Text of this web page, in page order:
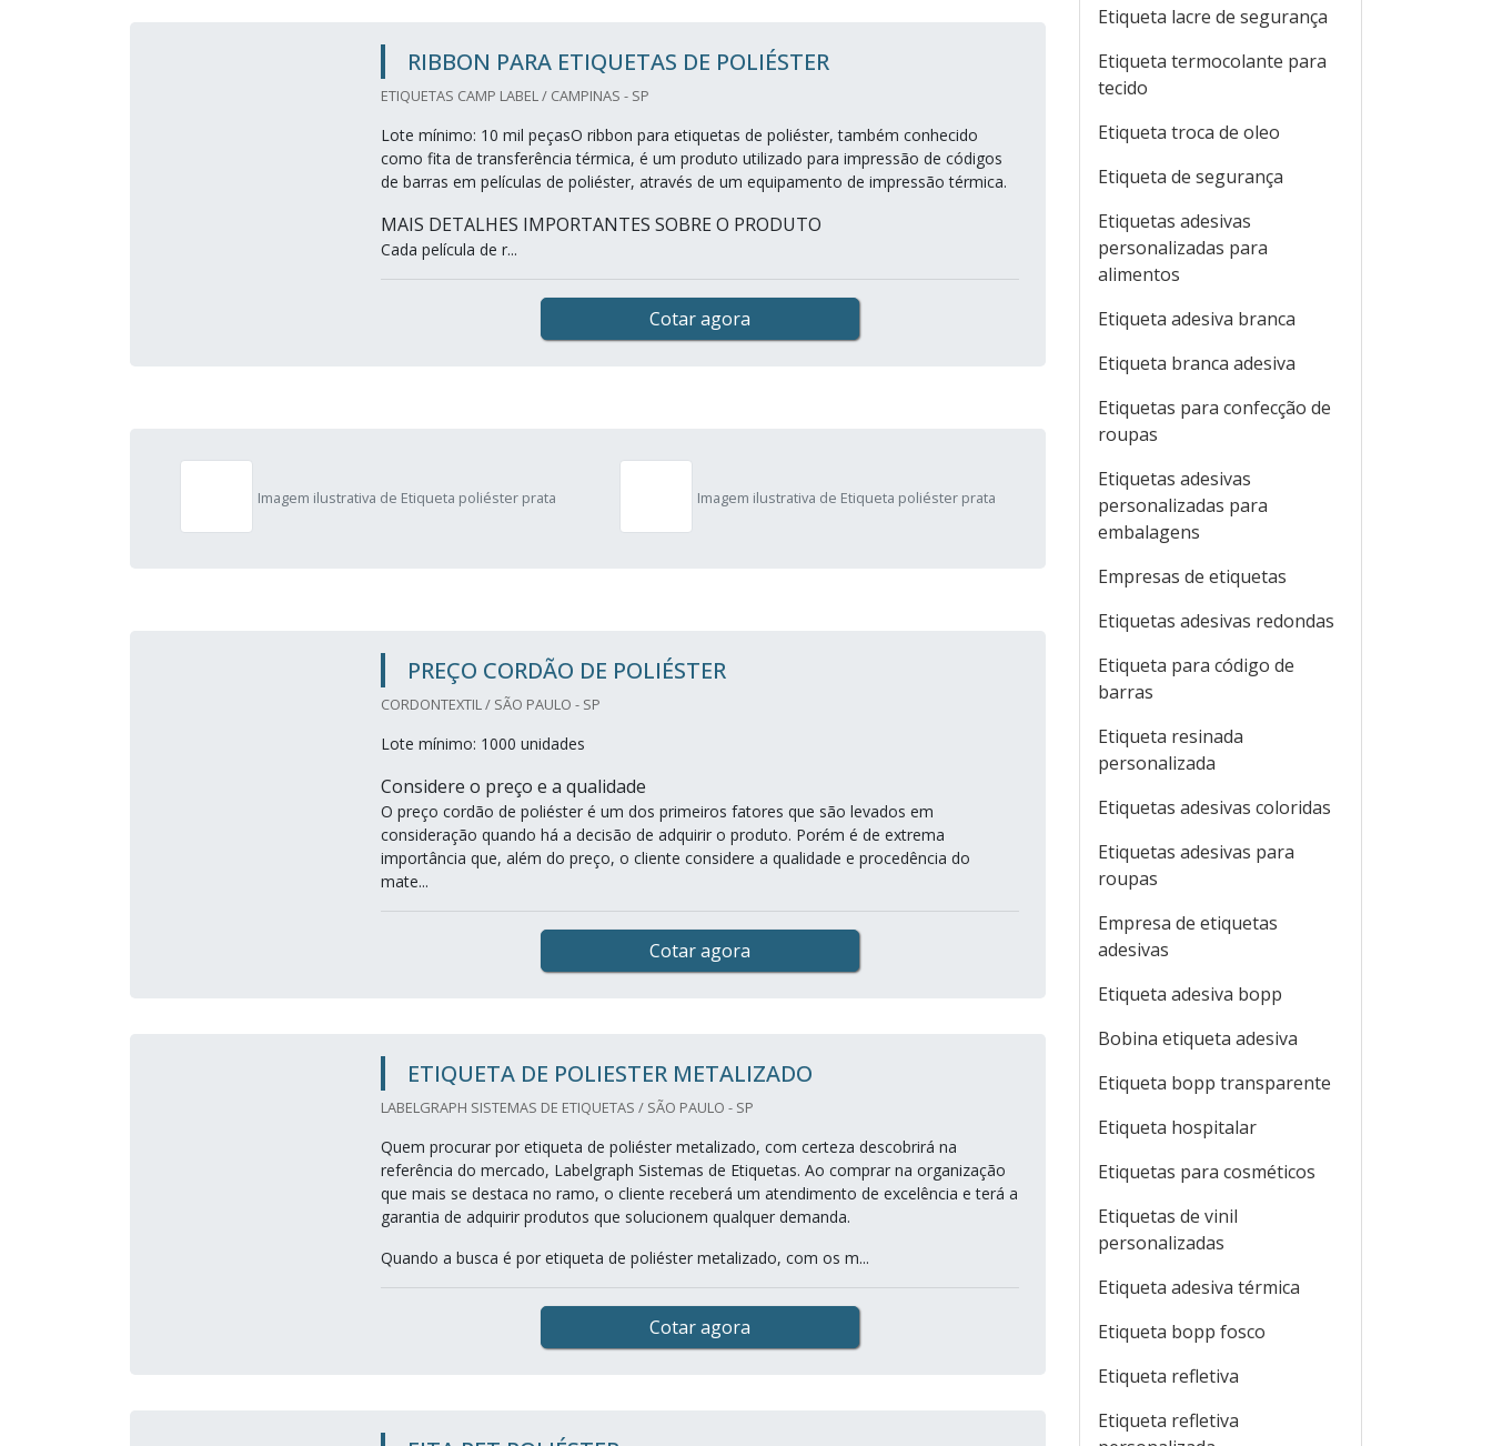
RIBBON PARA ETIQUETAS DE POLIÉSTER
ETIQUETAS CAMP LABEL / CAMPINAS - SP
Lote mínimo: 10 mil peçasO ribbon para etiquetas de poliéster, também conhecido
como fita de transferência térmica, é um produto utilizado para impressão de códigos
de barras em películas de poliéster, através de um equipamento de impressão térmica.
MAIS DETALHES IMPORTANTES SOBRE O PRODUTO
Cada película de r...
Cotar agora
Imagem ilustrativa de Etiqueta poliéster prata Imagem ilustrativa de Etiqueta poliéster prata
PREÇO CORDÃO DE POLIÉSTER
CORDONTEXTIL / SÃO PAULO - SP
Lote mínimo: 1000 unidades
Considere o preço e a qualidade
O preço cordão de poliéster é um dos primeiros fatores que são levados em
consideração quando há a decisão de adquirir o produto. Porém é de extrema
importância que, além do preço, o cliente considere a qualidade e procedência do
mate...
Cotar agora
ETIQUETA DE POLIESTER METALIZADO
LABELGRAPH SISTEMAS DE ETIQUETAS / SÃO PAULO - SP
Quem procurar por etiqueta de poliéster metalizado, com certeza descobrirá na
referência do mercado, Labelgraph Sistemas de Etiquetas. Ao comprar na organização
que mais se destaca no ramo, o cliente receberá um atendimento de excelência e terá a
garantia de adquirir produtos que solucionem qualquer demanda.
Quando a busca é por etiqueta de poliéster metalizado, com os m...
Cotar agora
Etiqueta lacre de segurança
Etiqueta termocolante para
tecido
Etiqueta troca de oleo
Etiqueta de segurança
Etiquetas adesivas
personalizadas para
alimentos
Etiqueta adesiva branca
Etiqueta branca adesiva
Etiquetas para confecção de
roupas
Etiquetas adesivas
personalizadas para
embalagens
Empresas de etiquetas
Etiquetas adesivas redondas
Etiqueta para código de
barras
Etiqueta resinada
personalizada
Etiquetas adesivas coloridas
Etiquetas adesivas para
roupas
Empresa de etiquetas
adesivas
Etiqueta adesiva bopp
Bobina etiqueta adesiva
Etiqueta bopp transparente
Etiqueta hospitalar
Etiquetas para cosméticos
Etiquetas de vinil
personalizadas
Etiqueta adesiva térmica
Etiqueta bopp fosco
Etiqueta refletiva
Etiqueta refletiva